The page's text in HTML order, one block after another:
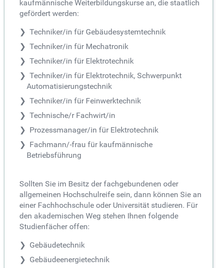
kaufmännische Weiterbildungskurse an, die staatlich
gefördert werden:
Techniker/in für Gebäudesystemtechnik
Techniker/in für Mechatronik
Techniker/in für Elektrotechnik
Techniker/in für Elektrotechnik, Schwerpunkt
Automatisierungstechnik
Techniker/in für Feinwerktechnik
Technische/r Fachwirt/in
Prozessmanager/in für Elektrotechnik
Fachmann/-frau für kaufmännische
Betriebsführung
Sollten Sie im Besitz der fachgebundenen oder
allgemeinen Hochschulreife sein, dann können Sie an
einer Fachhochschule oder Universität studieren. Für
den akademischen Weg stehen Ihnen folgende
Studienfächer offen:
Gebäudetechnik
Gebäudeenergietechnik